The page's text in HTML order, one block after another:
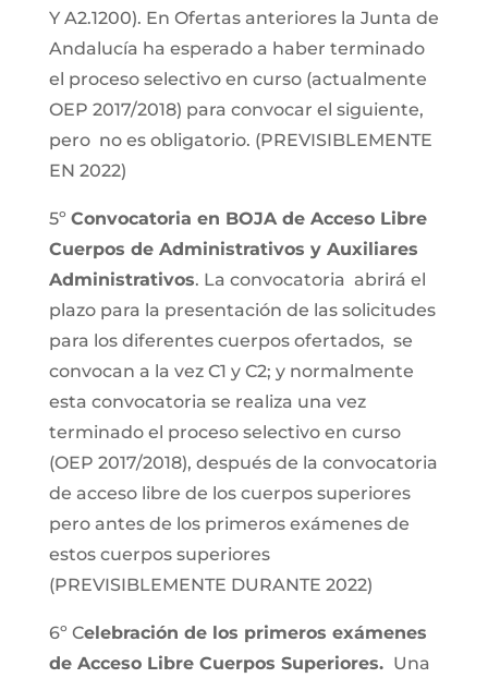
Y A2.1200). En Ofertas anteriores la Junta de
Andalucía ha esperado a haber terminado
el proceso selectivo en curso (actualmente
OEP 2017/2018) para convocar el siguiente,
pero no es obligatorio. (PREVISIBLEMENTE
EN 2022)
5º Convocatoria en BOJA de Acceso Libre
Cuerpos de Administrativos y Auxiliares
Administrativos. La convocatoria abrirá el
plazo para la presentación de las solicitudes
para los diferentes cuerpos ofertados, se
convocan a la vez C1 y C2; y normalmente
esta convocatoria se realiza una vez
terminado el proceso selectivo en curso
(OEP 2017/2018), después de la convocatoria
de acceso libre de los cuerpos superiores
pero antes de los primeros exámenes de
estos cuerpos superiores
(PREVISIBLEMENTE DURANTE 2022)
6º Celebración de los primeros exámenes
de Acceso Libre Cuerpos Superiores. Una